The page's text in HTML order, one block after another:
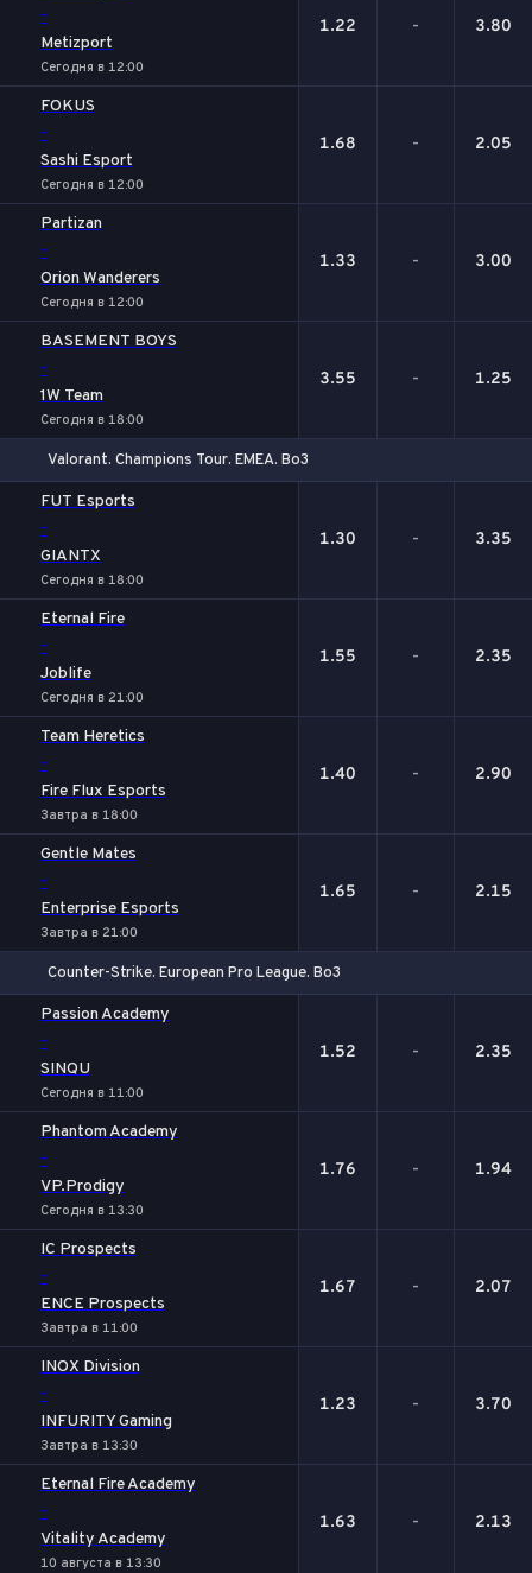
-
Metizport
Сегодня в 12:00
1.22 - 3.80
FOKUS
-
Sashi Esport
Сегодня в 12:00
1.68 - 2.05
Partizan
-
Orion Wanderers
Сегодня в 12:00
1.33 - 3.00
BASEMENT BOYS
-
1W Team
Сегодня в 18:00
3.55 - 1.25
Valorant. Champions Tour. EMEA. Bo3
FUT Esports
-
GIANTX
Сегодня в 18:00
1.30 - 3.35
Eternal Fire
-
Joblife
Сегодня в 21:00
1.55 - 2.35
Team Heretics
-
Fire Flux Esports
Завтра в 18:00
1.40 - 2.90
Gentle Mates
-
Enterprise Esports
Завтра в 21:00
1.65 - 2.15
Counter-Strike. European Pro League. Bo3
Passion Academy
-
SINQU
Сегодня в 11:00
1.52 - 2.35
Phantom Academy
-
VP.Prodigy
Сегодня в 13:30
1.76 - 1.94
IC Prospects
-
ENCE Prospects
Завтра в 11:00
1.67 - 2.07
INOX Division
-
INFURITY Gaming
Завтра в 13:30
1.23 - 3.70
Eternal Fire Academy
-
Vitality Academy
10 августа в 13:30
1.63 - 2.13